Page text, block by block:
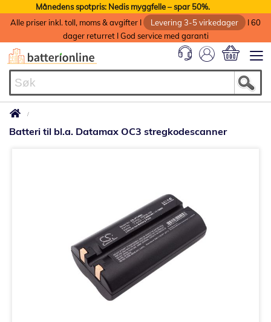
Månedens spotpris: Nedis myggfelle – spar 50%.
Alle priser inkl. toll, moms & avgifter I
Levering 3-5 virkedager
I 60
dager returret I God service med garanti
Batteri til bl.a. Datamax OC3 stregkodescanner